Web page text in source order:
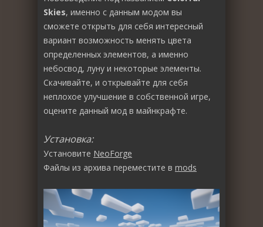
Skies, именно с данным модом вы
сможете открыть для себя интересный
вариант возможность менять цвета
определенных элементов, а именно
небосвод, луну и некоторые элементы.
Скачивайте, и открывайте для себя
неплохое улучшение в собственной игре,
оцените данный мод в майнкрафте.
Установка:
Установите NeoForge
Файлы из архива переместите в mods